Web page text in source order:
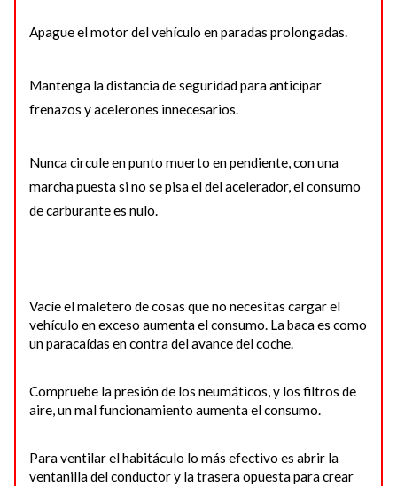
Apague el motor del vehículo en paradas prolongadas.
Mantenga la distancia de seguridad para anticipar
frenazos y acelerones innecesarios.
Nunca circule en punto muerto en pendiente, con una
mar­cha puesta si no se pisa el del acelerador, el consumo
de carburante es nulo.
Vacíe el maletero de cosas que no necesitas cargar el
vehí­culo en exceso aumenta el consumo. La baca es como
un paracaídas en contra del avance del coche.
Compruebe la presión de los neumáticos, y los filtros de
aire, un mal funcionamiento aumenta el consumo.
Para ventilar el habitáculo lo más efectivo es abrir la
ventani­lla del conductor y la trasera opuesta para crear